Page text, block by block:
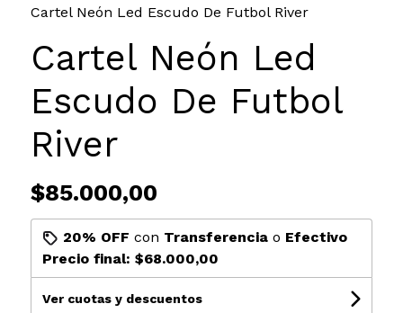
Cartel Neón Led Escudo De Futbol River
Cartel Neón Led
Escudo De Futbol
River
$85.000,00
20% OFF con Transferenciao Efectivo
Precio final: $68.000,00
Ver cuotas y descuentos